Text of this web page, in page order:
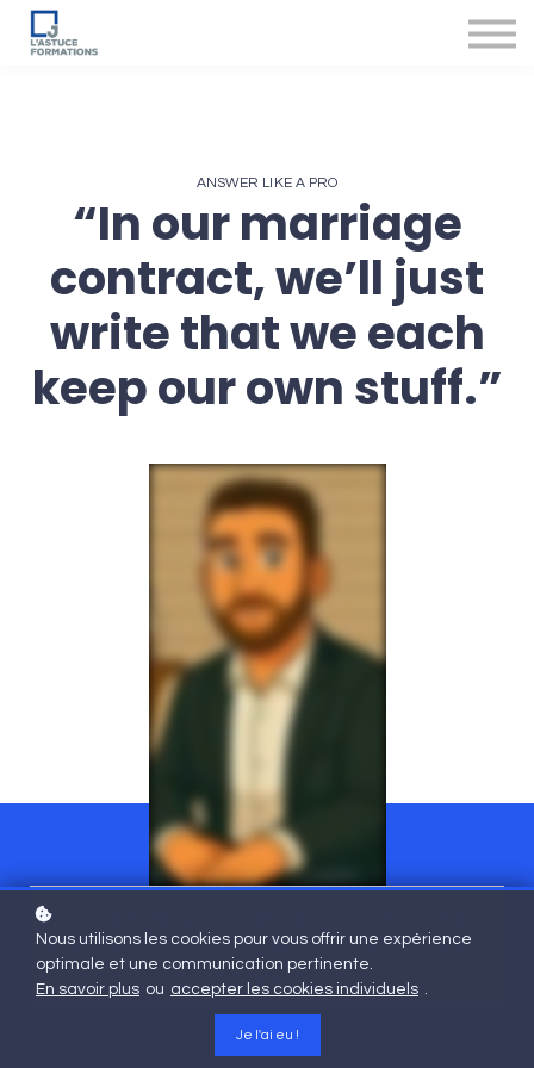
Accompagnement des conseillers
ANSWER LIKE A PRO
“In our marriage
contract, we’ll just
write that we each
keep our own stuff.”
anything else.” Here’s a response that puts the law in
perspective.
Nous utilisons les cookies pour vous offrir une expérience
optimale et une communication pertinente.
En savoir plus ou accepter les cookies individuels .
Je l'ai eu !